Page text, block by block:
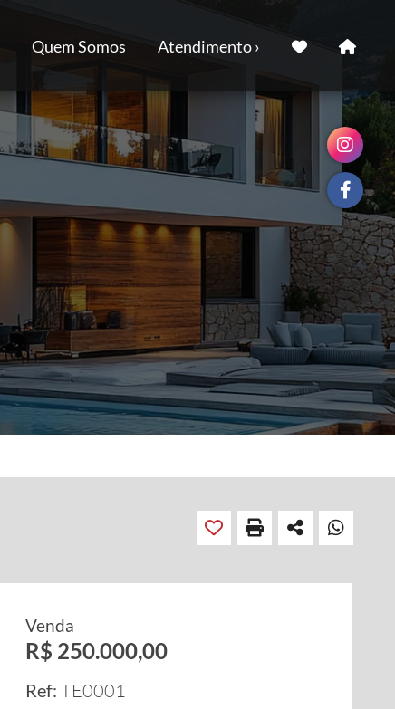
Quem Somos Atendimento ›
Venda
R$ 250.000,00
Ref: TE0001